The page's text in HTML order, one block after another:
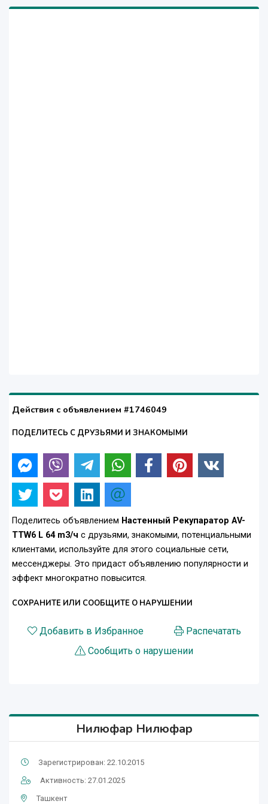
Действия с объявлением #1746049
ПОДЕЛИТЕСЬ С ДРУЗЬЯМИ И ЗНАКОМЫМИ
Поделитесь объявлением Настенный Рекупаратор АV-
TTW6 L 64 m3/ч с друзьями, знакомыми, потенциальными
клиентами, используйте для этого социальные сети,
мессенджеры. Это придаст объявлению популярности и
эффект многократно повысится.
СОХРАНИТЕ ИЛИ СООБЩИТЕ О НАРУШЕНИИ
Добавить в Избранное
Распечатать
Сообщить о нарушении
Нилюфар Нилюфар
Зарегистрирован: 22.10.2015
Активность: 27.01.2025
Ташкент